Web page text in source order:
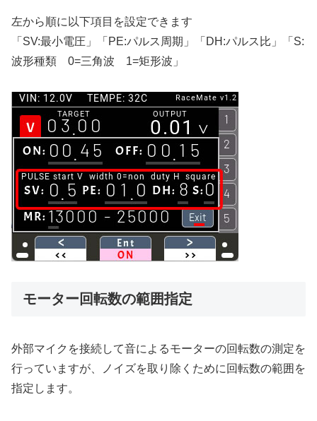
左から順に以下項目を設定できます
「SV:最小電圧」「PE:パルス周期」「DH:パルス比」「S:
波形種類 0=三角波 1=矩形波」
モーター回転数の範囲指定
外部マイクを接続して音によるモーターの回転数の測定を
行っていますが、ノイズを取り除くために回転数の範囲を
指定します。